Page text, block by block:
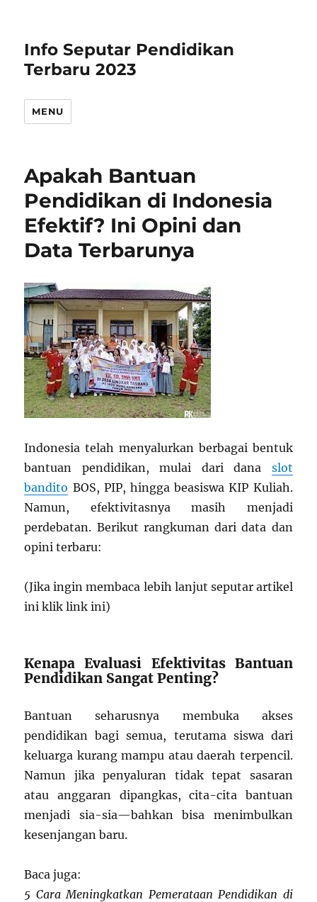
Info Seputar Pendidikan
Terbaru 2023
MENU
Apakah Bantuan
Pendidikan di Indonesia
Efektif? Ini Opini dan
Data Terbarunya
Indonesia telah menyalurkan berbagai bentuk
bantuan pendidikan, mulai dari dana slot
bandito BOS, PIP, hingga beasiswa KIP Kuliah.
Namun, efektivitasnya masih menjadi
perdebatan. Berikut rangkuman dari data dan
opini terbaru:
(Jika ingin membaca lebih lanjut seputar artikel
ini klik link ini)
Kenapa Evaluasi Efektivitas Bantuan
Pendidikan Sangat Penting?
Bantuan seharusnya membuka akses
pendidikan bagi semua, terutama siswa dari
keluarga kurang mampu atau daerah terpencil.
Namun jika penyaluran tidak tepat sasaran
atau anggaran dipangkas, cita-cita bantuan
menjadi sia-sia—bahkan bisa menimbulkan
kesenjangan baru.
Baca juga:
5 Cara Meningkatkan Pemerataan Pendidikan di